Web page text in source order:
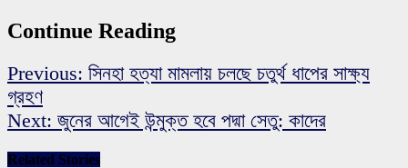
Continue Reading
Previous: সিনহা হত্যা মামলায় চলছে চতুর্থ ধাপের সাক্ষ্য
গ্রহণ
Next: জুনের আগেই উন্মুক্ত হবে পদ্মা সেতু: কাদের
Related Stories